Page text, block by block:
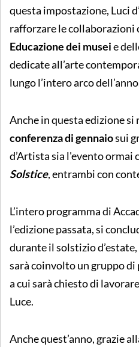
questa impostazione, Luci
rafforzare le collaborazioni
Educazione dei museie
dedicate all’arte
lungo l’intero arco
Anche in questa edizione
conferenza di gennaiosui
d’Artista sia l'evento ormai
Solstice, entrambi con
L’intero programma di
l’edizione passata, si
durante il solstizio d’estate,
sarà coinvolto un gruppo
a cui sarà chiesto di
Luce.
Anche quest’anno, grazie